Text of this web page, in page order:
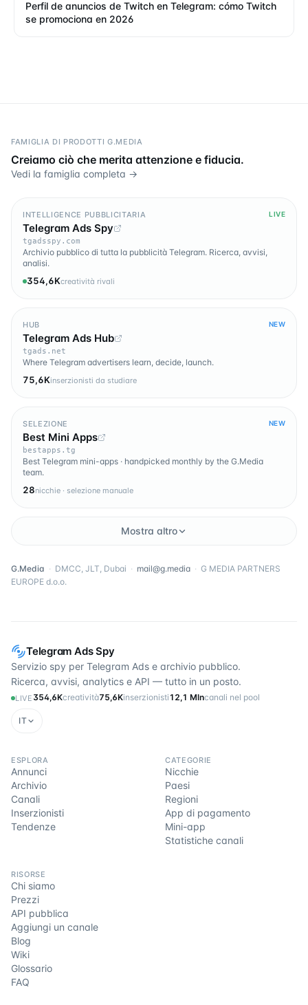
Perfil de anuncios de Twitch en Telegram: cómo Twitch
se promociona en 2026
Telegram Ads Spy
Servizio spy per Telegram Ads e archivio pubblico.
Ricerca, avvisi, analytics e API — tutto in un posto.
LIVE 354,6Kcreatività75,6Kinserzionisti12,1 Mlncanali nel pool
IT
ESPLORA
Annunci
Archivio
Canali
Inserzionisti
Tendenze
CATEGORIE
Nicchie
Paesi
Regioni
App di pagamento
Mini-app
Statistiche canali
RISORSE
Chi siamo
Prezzi
API pubblica
Aggiungi un canale
Blog
Wiki
Glossario
FAQ
FAMIGLIA DI PRODOTTI G.MEDIA
Creiamo ciò che merita attenzione e fiducia.
Vedi la famiglia completa →
INTELLIGENCE PUBBLICITARIA LIVE
Telegram Ads Spy
tgadsspy.com
Archivio pubblico di tutta la pubblicità Telegram. Ricerca, avvisi,
analisi.
354,6Kcreatività rivali
HUB NEW
Telegram Ads Hub
tgads.net
Where Telegram advertisers learn, decide, launch.
75,6Kinserzionisti da studiare
SELEZIONE NEW
Best Mini Apps
bestapps.tg
Best Telegram mini-apps · handpicked monthly by the G.Media
team.
28nicchie · selezione manuale
Mostra altro
G.Media · DMCC, JLT, Dubai · mail@g.media · G MEDIA PARTNERS
EUROPE d.o.o.